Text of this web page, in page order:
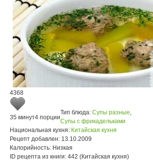
4368
35 минут4 порции
Тип блюда: Супы разные,
Супы с фрикадельками
Национальная кухня: Китайская кухня
Рецепт добавлен: 13.10.2009
Калорийность: Низкая
ID рецепта из книги: 442 (Китайская кухня)